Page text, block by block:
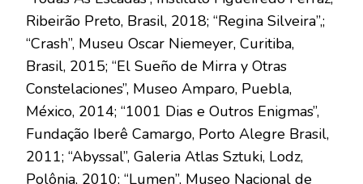
Ribeirão Preto, Brasil, 2018; “Regina Silveira”,;
“Crash”, Museu Oscar Niemeyer, Curitiba,
Brasil, 2015; “El Sueño de Mirra y Otras
Constelaciones”, Museo Amparo, Puebla,
México, 2014; “1001 Dias e Outros Enigmas”,
Fundação Iberê Camargo, Porto Alegre Brasil,
2011; “Abyssal”, Galeria Atlas Sztuki, Lodz,
Polônia, 2010; “Lumen”, Museo Nacional de